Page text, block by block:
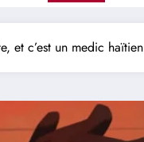
et c’est un medic haïtien